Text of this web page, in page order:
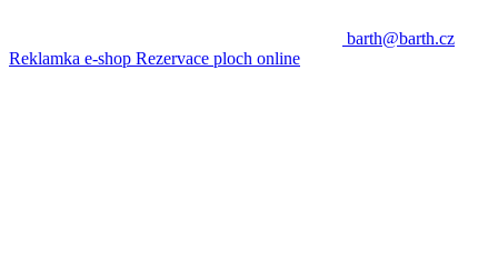
barth@barth.cz
Reklamka e-shop Rezervace ploch online